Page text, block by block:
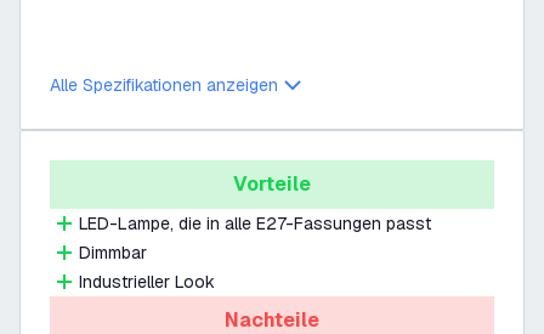
Alle Spezifikationen anzeigen
Vorteile
LED-Lampe, die in alle E27-Fassungen passt
Dimmbar
Industrieller Look
Nachteile